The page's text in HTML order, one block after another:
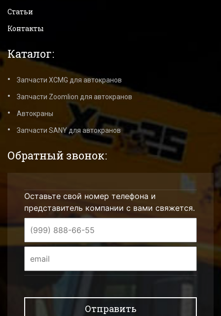
Статьи
Контакты
Каталог:
Запчасти XCMG для автокранов
Запчасти Zoomlion для автокранов
Автокраны
Запчасти SANY для автокранов
Обратный звонок:
Оставьте свой номер телефона и
представитель компании с вами свяжется.